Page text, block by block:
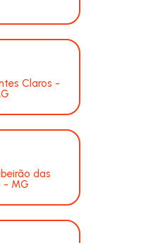
Claros -
das
- MG